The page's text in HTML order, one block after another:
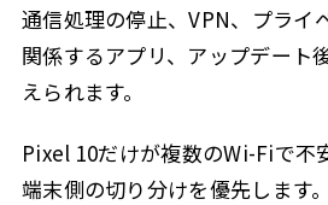
通信処理の停止、VPN、プライ
関係するアプリ、アップデート
えられます。
Pixel 10だけが複数のWi-Fiで不
端末側の切り分けを優先します。